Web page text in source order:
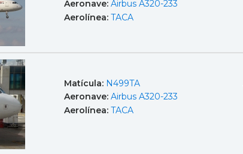
Aeronave: Airbus A320-233
Aerolínea: TACA
Matícula: N499TA
Aeronave: Airbus A320-233
Aerolínea: TACA